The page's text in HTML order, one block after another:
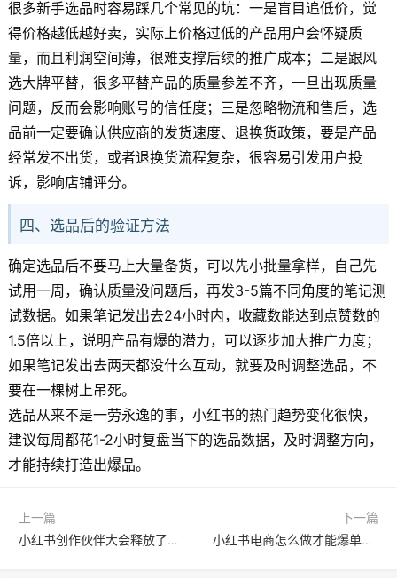
很多新手选品时容易踩几个常见的坑：一是盲目追低价，觉
得价格越低越好卖，实际上价格过低的产品用户会怀疑质
量，而且利润空间薄，很难支撑后续的推广成本；二是跟风
选大牌平替，很多平替产品的质量参差不齐，一旦出现质量
问题，反而会影响账号的信任度；三是忽略物流和售后，选
品前一定要确认供应商的发货速度、退换货政策，要是产品
经常发不出货，或者退换货流程复杂，很容易引发用户投
诉，影响店铺评分。
四、选品后的验证方法
确定选品后不要马上大量备货，可以先小批量拿样，自己先
试用一周，确认质量没问题后，再发3-5篇不同角度的笔记测
试数据。如果笔记发出去24小时内，收藏数能达到点赞数的
1.5倍以上，说明产品有爆的潜力，可以逐步加大推广力度；
如果笔记发出去两天都没什么互动，就要及时调整选品，不
要在一棵树上吊死。
选品从来不是一劳永逸的事，小红书的热门趋势变化很快，
建议每周都花1-2小时复盘当下的选品数据，及时调整方向，
才能持续打造出爆品。
上一篇
小红书创作伙伴大会释放了哪些商业信号？三大趋势解读
下一篇
小红书电商怎么做才能爆单？普通人也能学会的带货实操指南